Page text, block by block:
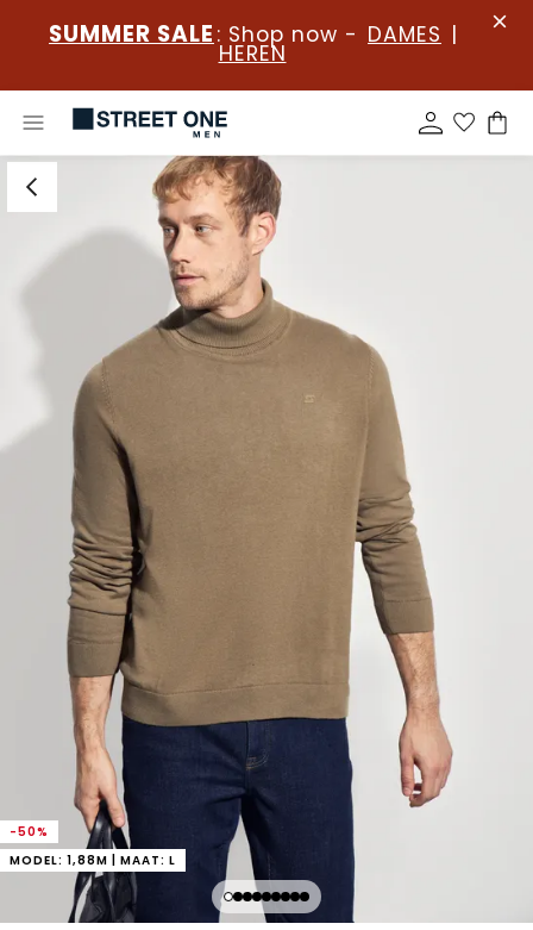
SUMMER SALE : Shop now - DAMES |
HEREN
-50%
MODEL: 1,88M | MAAT: L